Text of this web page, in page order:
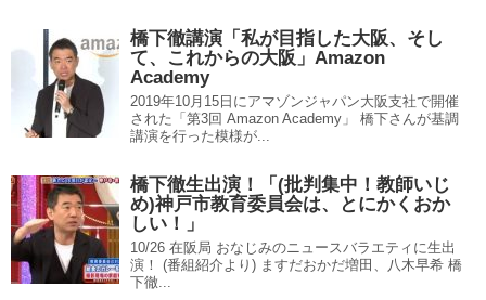
橋下徹講演「私が目指した大阪、そし
て、これからの大阪」Amazon
Academy
2019年10月15日にアマゾンジャパン大阪支社で開催
された「第3回 Amazon Academy」 橋下さんが基調
講演を行った模様が...
橋下徹生出演！「(批判集中！教師いじ
め)神戸市教育委員会は、とにかくおか
しい！」
10/26 在阪局 おなじみのニュースバラエティに生出
演！ (番組紹介より) ますだおかだ増田、八木早希 橋
下徹...